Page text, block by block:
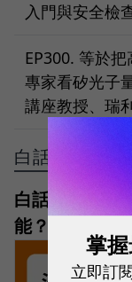
入門與安全檢
EP300. 等於
專家看矽光子
講座教授、瑞
白話科技
白話科技｜沙
能？和鋰電池
掌
立即訂